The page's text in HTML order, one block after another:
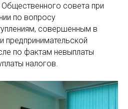
совета при
по вопросу
совершенным в
предпринимательской
по фактам невыплаты
налогов.